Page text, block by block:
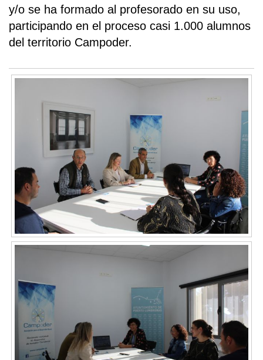
y/o se ha formado al profesorado en su uso,
participando en el proceso casi 1.000 alumnos
del territorio Campoder.